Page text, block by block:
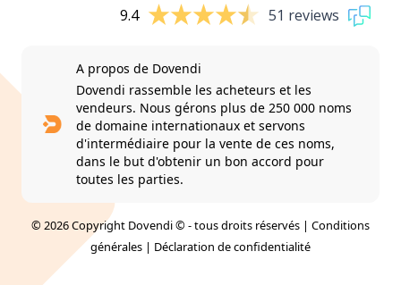
9.4 51 reviews
A propos de Dovendi
Dovendi rassemble les acheteurs et les
vendeurs. Nous gérons plus de 250 000 noms
de domaine internationaux et servons
d'intermédiaire pour la vente de ces noms,
dans le but d'obtenir un bon accord pour
toutes les parties.
© 2026 Copyright Dovendi © - tous droits réservés | Conditions
générales | Déclaration de confidentialité